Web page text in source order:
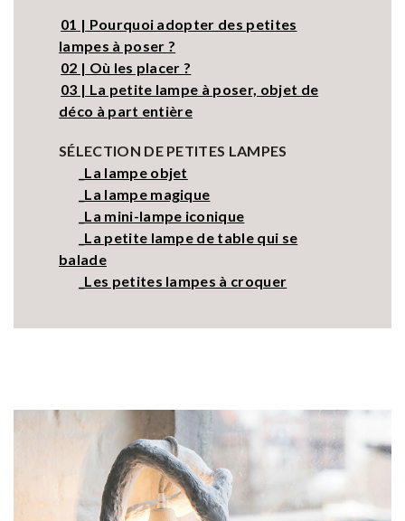
01 | Pourquoi adopter des petites
lampes à poser ?
02 | Où les placer ?
03 | La petite lampe à poser, objet de
déco à part entière
SÉLECTION DE PETITES LAMPES
_La lampe objet
_La lampe magique
_La mini-lampe iconique
_La petite lampe de table qui se
balade
_Les petites lampes à croquer